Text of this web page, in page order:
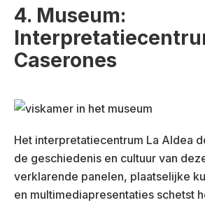
4. Museum:
Caserones
Het interpretatiecentrum La Aldea
de geschiedenis en cultuur van
verklarende panelen, plaatselijke
en multimediapresentaties schetst